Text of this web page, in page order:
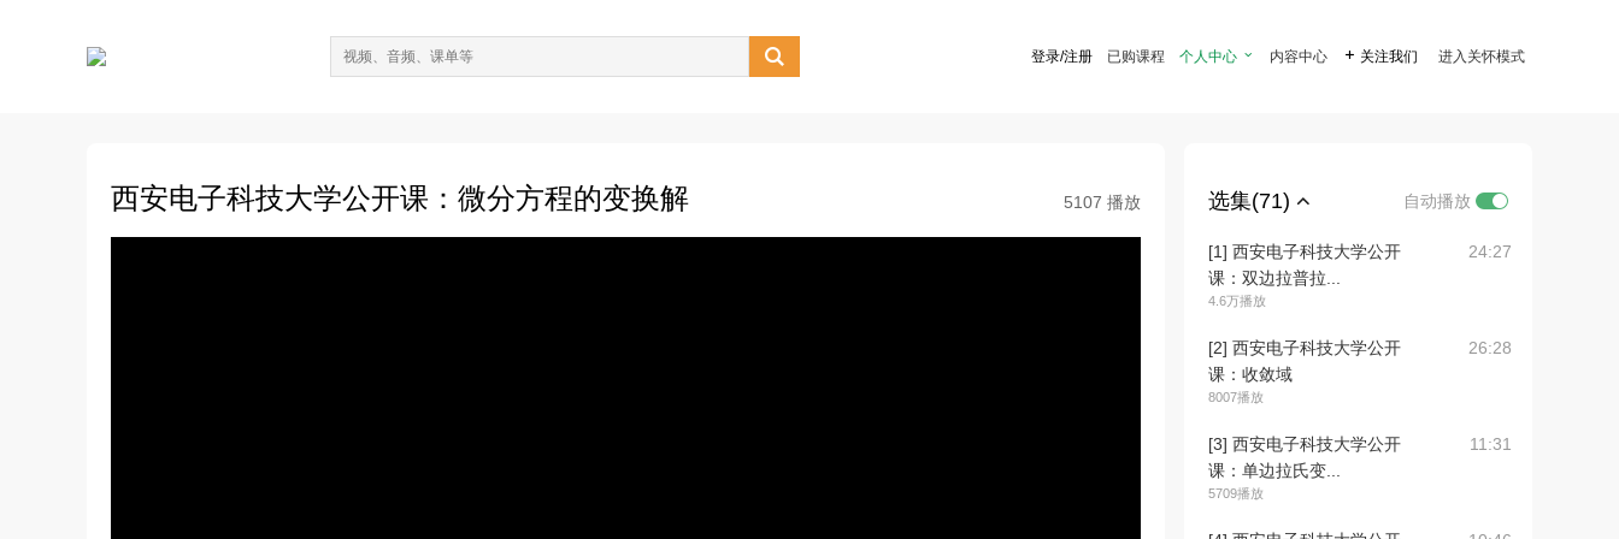
 登录/注册 已购课程 个人中心  内容中心  关注我们 进入关怀模式
西安电子科技大学公开课：微分方程的变换解 5107 播放 选集(71) 自动播放
[1] 西安电子科技大学公开
课：双边拉普拉...
4.6万播放
24:27
[2] 西安电子科技大学公开
课：收敛域
8007播放
26:28
[3] 西安电子科技大学公开
课：单边拉氏变...
5709播放
11:31